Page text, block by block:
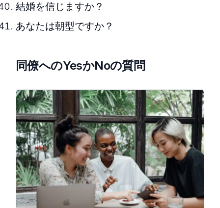
結婚を信じますか？
あなたは朝型ですか？
同僚へのYesかNoの質問